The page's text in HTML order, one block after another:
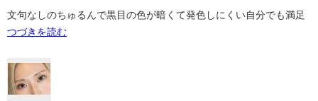
文句なしのちゅるんで黒目の色が暗くて発色しにくい自分でも満足
つづきを読む